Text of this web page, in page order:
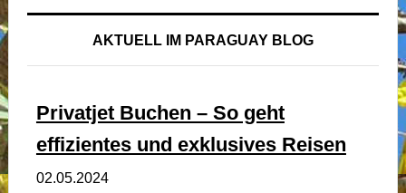
AKTUELL IM PARAGUAY BLOG
Privatjet Buchen – So geht
effizientes und exklusives Reisen
02.05.2024